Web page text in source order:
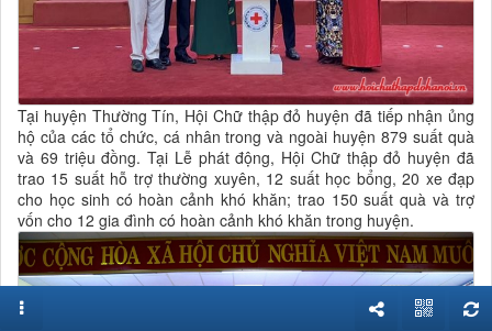
Tại huyện Thường Tín, Hội Chữ thập đỏ huyện đã tiếp nhận ủng
hộ của các tổ chức, cá nhân trong và ngoài huyện 879 suất quà
và 69 triệu đồng. Tại Lễ phát động, Hội Chữ thập đỏ huyện đã
trao 15 suất hỗ trợ thường xuyên, 12 suất học bổng, 20 xe đạp
cho học sinh có hoàn cảnh khó khăn; trao 150 suất quà và trợ
vốn cho 12 gia đình có hoàn cảnh khó khăn trong huyện.